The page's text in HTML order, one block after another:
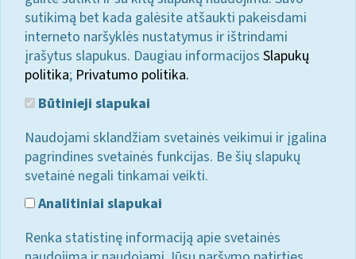
sutikimą bet kada galėsite atšaukti pakeisdami
interneto naršyklės nustatymus ir ištrindami
įrašytus slapukus. Daugiau informacijos Slapukų
politika; Privatumo politika.
Būtinieji slapukai
Naudojami sklandžiam svetainės veikimui ir įgalina
pagrindines svetainės funkcijas. Be šių slapukų
svetainė negali tinkamai veikti.
Analitiniai slapukai
Renka statistinę informaciją apie svetainės